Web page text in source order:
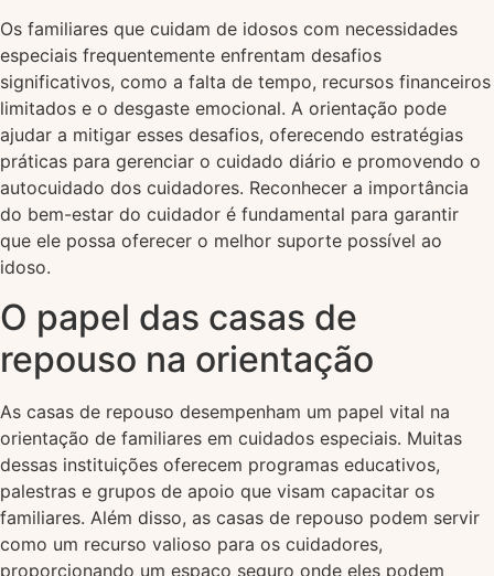
Os familiares que cuidam de idosos com necessidades
especiais frequentemente enfrentam desafios
significativos, como a falta de tempo, recursos financeiros
limitados e o desgaste emocional. A orientação pode
ajudar a mitigar esses desafios, oferecendo estratégias
práticas para gerenciar o cuidado diário e promovendo o
autocuidado dos cuidadores. Reconhecer a importância
do bem-estar do cuidador é fundamental para garantir
que ele possa oferecer o melhor suporte possível ao
idoso.
O papel das casas de
repouso na orientação
As casas de repouso desempenham um papel vital na
orientação de familiares em cuidados especiais. Muitas
dessas instituições oferecem programas educativos,
palestras e grupos de apoio que visam capacitar os
familiares. Além disso, as casas de repouso podem servir
como um recurso valioso para os cuidadores,
proporcionando um espaço seguro onde eles podem